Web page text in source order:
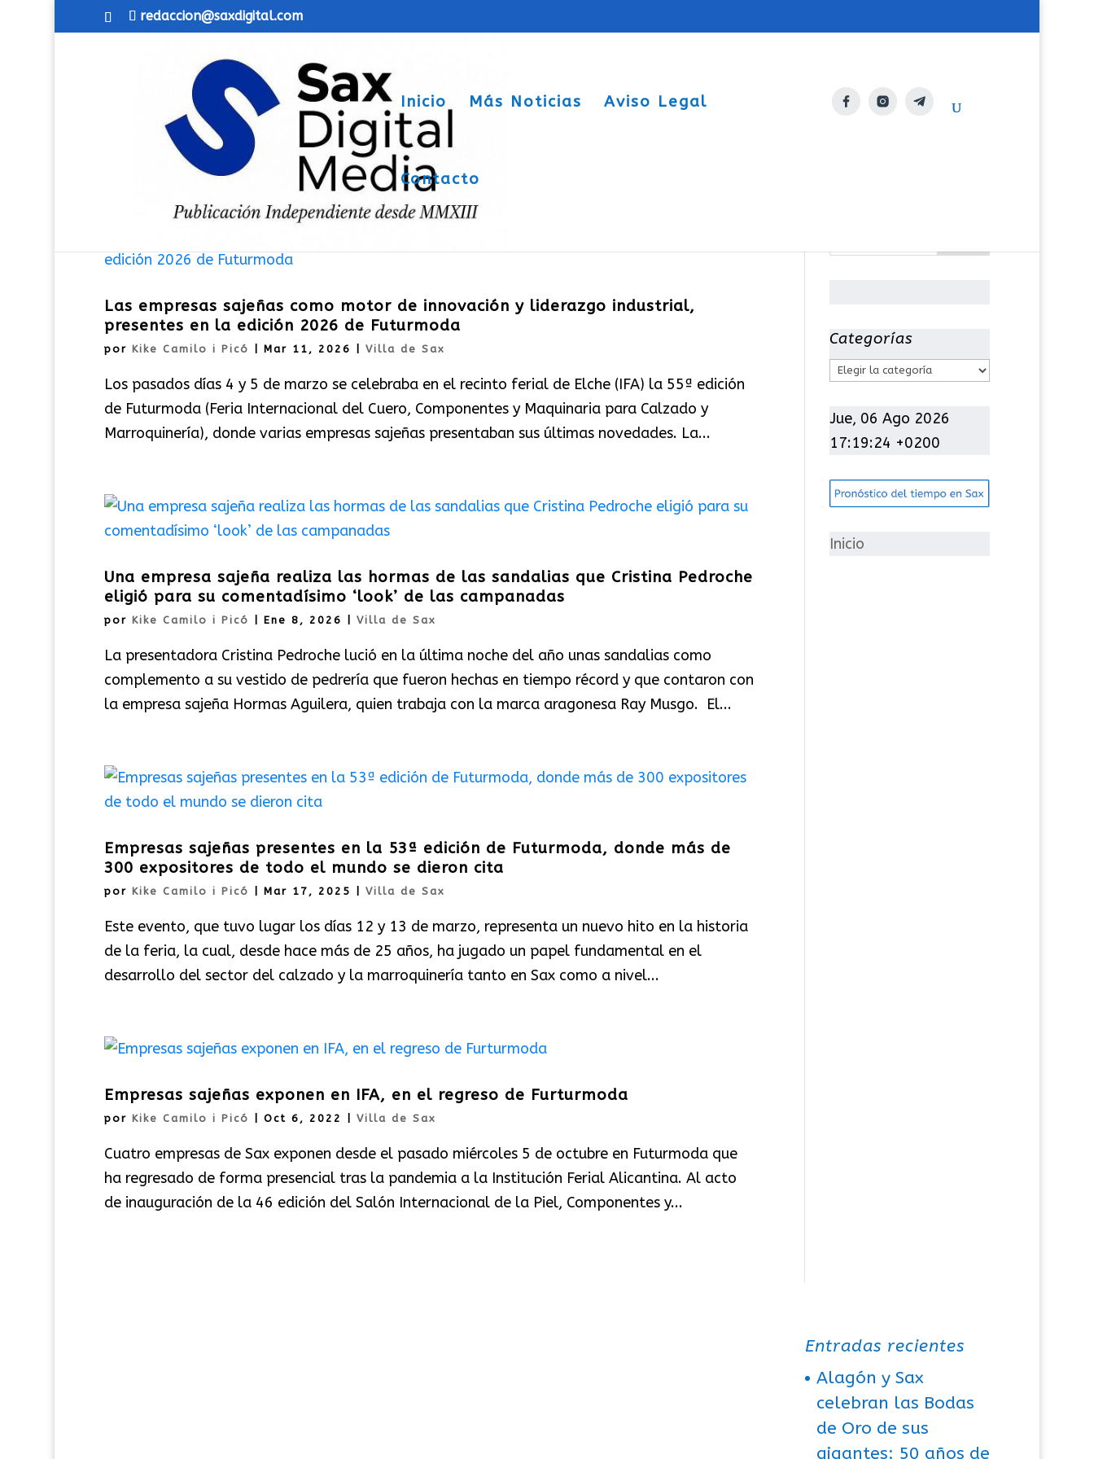
redaccion@saxdigital.com
Inicio Más Noticias Aviso Legal
Contacto
Las empresas sajeñas como motor de innovación y liderazgo industrial,
presentes en la edición 2026 de Futurmoda
por Kike Camilo i Picó Mar 11, 2026 Villa de Sax
Los pasados días 4 y 5 de marzo se celebraba en el recinto ferial de Elche (IFA) la 55ª edición
de Futurmoda (Feria Internacional del Cuero, Componentes y Maquinaria para Calzado y
Marroquinería), donde varias empresas sajeñas presentaban sus últimas novedades. La...
Una empresa sajeña realiza las hormas de las sandalias que Cristina Pedroche
eligió para su comentadísimo ‘look’ de las campanadas
por Kike Camilo i Picó Ene 8, 2026 Villa de Sax
La presentadora Cristina Pedroche lució en la última noche del año unas sandalias como
complemento a su vestido de pedrería que fueron hechas en tiempo récord y que contaron con
la empresa sajeña Hormas Aguilera, quien trabaja con la marca aragonesa Ray Musgo. El...
Empresas sajeñas presentes en la 53ª edición de Futurmoda, donde más de
300 expositores de todo el mundo se dieron cita
por Kike Camilo i Picó Mar 17, 2025 Villa de Sax
Este evento, que tuvo lugar los días 12 y 13 de marzo, representa un nuevo hito en la historia
de la feria, la cual, desde hace más de 25 años, ha jugado un papel fundamental en el
desarrollo del sector del calzado y la marroquinería tanto en Sax como a nivel...
Empresas sajeñas exponen en IFA, en el regreso de Furturmoda
por Kike Camilo i Picó Oct 6, 2022 Villa de Sax
Cuatro empresas de Sax exponen desde el pasado miércoles 5 de octubre en Futurmoda que
ha regresado de forma presencial tras la pandemia a la Institución Ferial Alicantina. Al acto
de inauguración de la 46 edición del Salón Internacional de la Piel, Componentes y...
Categorías
C
t
e
o
í
Jue, 06 Ago 2026
17:19:24 +0200
Inicio
Entradas recientes
Alagón y Sax
celebran las Bodas
de Oro de sus
gigantes: 50 años de